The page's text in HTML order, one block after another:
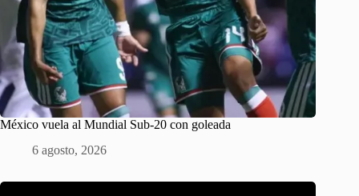
México vuela al Mundial Sub-20 con goleada
6 agosto, 2026